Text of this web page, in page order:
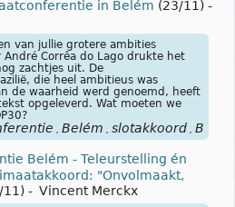
in Belém (23/11) -
van jullie grotere ambities
André Corrêa do Lago drukte het
zachtjes uit. De
die heel ambitieus was
de waarheid werd genoemd, heeft
opgeleverd. Wat moeten we
Belém slotakkoord
Belém - Teleurstelling én
"Onvolmaakt,
11) - Vincent Merckx